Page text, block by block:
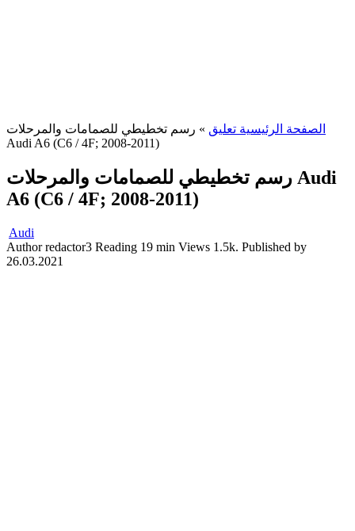
الصفحة الرئيسية تعليق » رسم تخطيطي للصمامات والمرحلات
Audi A6 (C6 / 4F; 2008-2011)
رسم تخطيطي للصمامات والمرحلات Audi
A6 (C6 / 4F; 2008-2011)
Audi
Author redactor3 Reading 19 min Views 1.5k. Published by
26.03.2021